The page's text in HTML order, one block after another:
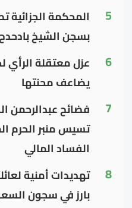
5
المحكمة الجزائية
بسجن الشيخ بادحدح 6
6
عزل معتقلة الرأي
يضاعف محنتها
7
فضائح عبدالرحمن
تسيس منبر الحرم
الفساد المالي
8
تهديدات أمنية
بارز في سجون